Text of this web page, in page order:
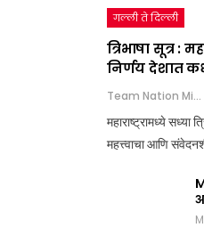
गल्ली ते दिल्ली
त्रिभाषा सूत्र :
निर्णय देशात
Team Nation Mic
महाराष्ट्रामध्ये सध्या
महत्त्वाचा आणि